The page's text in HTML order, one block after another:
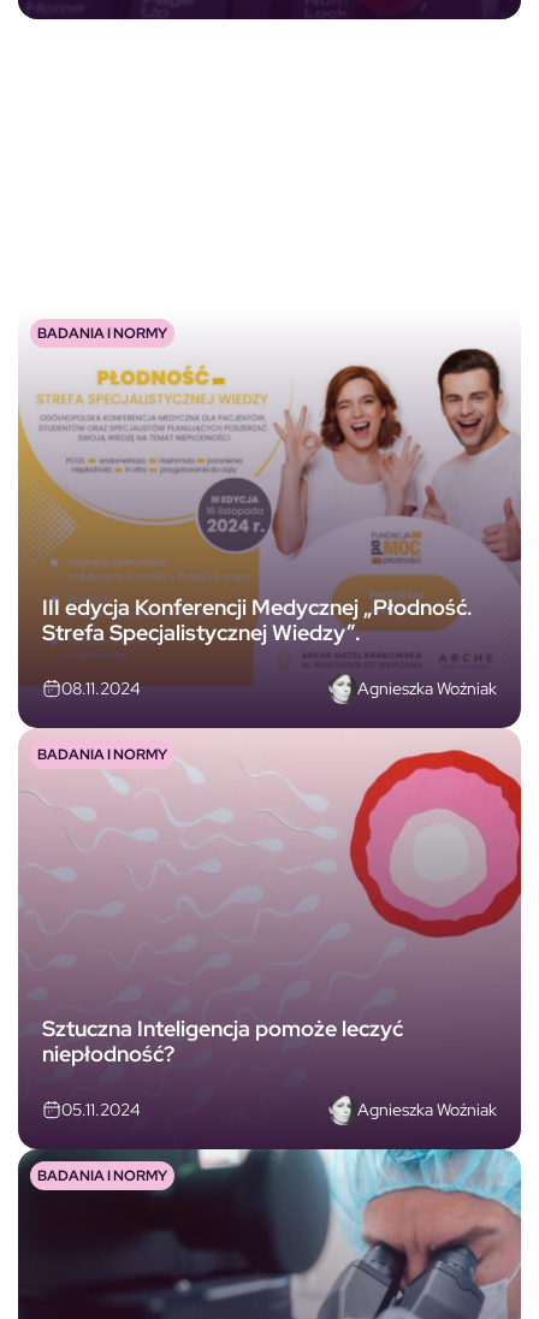
III edycja Konferencji Medycznej „Płodność.
Strefa Specjalistycznej Wiedzy”.
08.11.2024 Agnieszka Woźniak
BADANIA I NORMY
Sztuczna Inteligencja pomoże leczyć
niepłodność?
05.11.2024 Agnieszka Woźniak
BADANIA I NORMY
BADANIA I NORMY